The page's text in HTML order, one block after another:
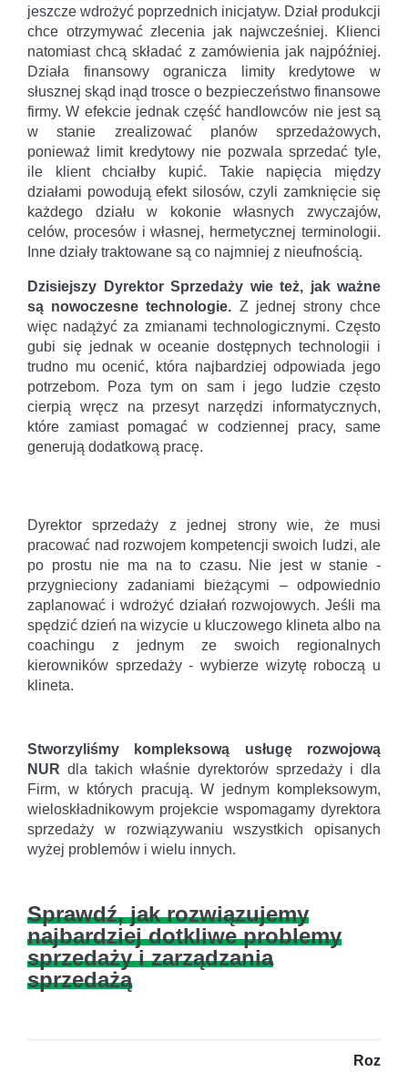
jeszcze wdrożyć poprzednich inicjatyw. Dział produkcji
chce otrzymywać zlecenia jak najwcześniej. Klienci
natomiast chcą składać z zamówienia jak najpóźniej.
Działa finansowy ogranicza limity kredytowe w
słusznej skąd inąd trosce o bezpieczeństwo finansowe
firmy. W efekcie jednak część handlowców nie jest są
w stanie zrealizować planów sprzedażowych,
ponieważ limit kredytowy nie pozwala sprzedać tyle,
ile klient chciałby kupić. Takie napięcia między
działami powodują efekt silosów, czyli zamknięcie się
każdego działu w kokonie własnych zwyczajów,
celów, procesów i własnej, hermetycznej terminologii.
Inne działy traktowane są co najmniej z nieufnością.
Dzisiejszy Dyrektor Sprzedaży wie też, jak ważne
są nowoczesne technologie. Z jednej strony chce
więc nadążyć za zmianami technologicznymi. Często
gubi się jednak w oceanie dostępnych technologii i
trudno mu ocenić, która najbardziej odpowiada jego
potrzebom. Poza tym on sam i jego ludzie często
cierpią wręcz na przesyt narzędzi informatycznych,
które zamiast pomagać w codziennej pracy, same
generują dodatkową pracę.
Dyrektor sprzedaży z jednej strony wie, że musi
pracować nad rozwojem kompetencji swoich ludzi, ale
po prostu nie ma na to czasu. Nie jest w stanie -
przygnieciony zadaniami bieżącymi – odpowiednio
zaplanować i wdrożyć działań rozwojowych. Jeśli ma
spędzić dzień na wizycie u kluczowego klineta albo na
coachingu z jednym ze swoich regionalnych
kierowników sprzedaży - wybierze wizytę roboczą u
klineta.
Stworzyliśmy kompleksową usługę rozwojową
NUR dla takich właśnie dyrektorów sprzedaży i dla
Firm, w których pracują. W jednym kompleksowym,
wieloskładnikowym projekcie wspomagamy dyrektora
sprzedaży w rozwiązywaniu wszystkich opisanych
wyżej problemów i wielu innych.
Sprawdź, jak rozwiązujemy
najbardziej dotkliwe problemy
sprzedaży i zarządzania
sprzedażą